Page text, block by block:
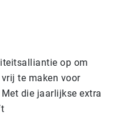
op om
te maken voor
die jaarlijkse extra